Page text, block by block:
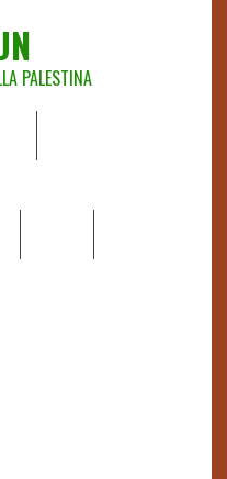
PALESTINA